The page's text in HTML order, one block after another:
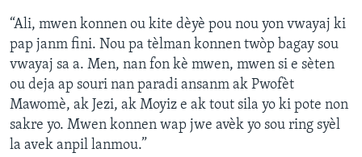
“Ali, mwen konnen ou kite dèyè pou nou yon vwayaj ki
pap janm fini. Nou pa tèlman konnen twòp bagay sou
vwayaj sa a. Men, nan fon kè mwen, mwen si e sèten
ou deja ap souri nan paradi ansanm ak Pwofèt
Mawomè, ak Jezi, ak Moyiz e ak tout sila yo ki pote non
sakre yo. Mwen konnen wap jwe avèk yo sou ring syèl
la avek anpil lanmou.”